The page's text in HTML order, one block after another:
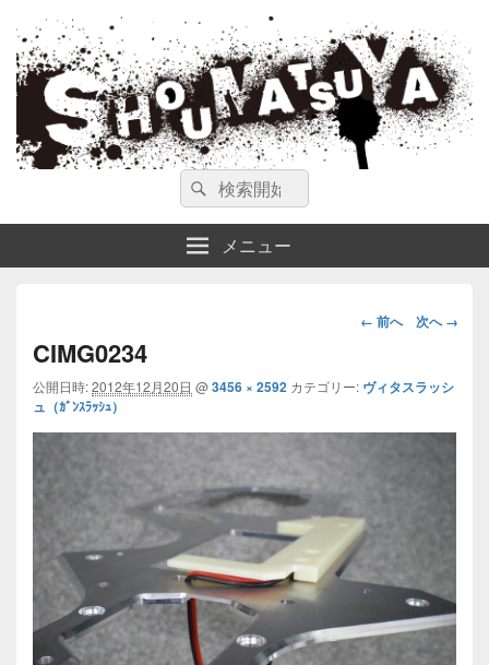
ガンスミス 庄松屋
庄松屋は様々なガンスミスを 製作途中や動画を交えて公開しています。
検
索
対
象:
検
索
メニュー
画
ビ
ー
← 前へ 次へ →
CIMG0234
公開日時:2012年12月20日 @3456 × 2592 カテゴリー: ヴィタスラッシ
ュ（ｶﾞﾝｽﾗｯｼｭ）